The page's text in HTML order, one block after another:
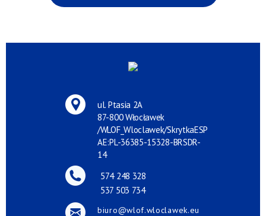
ul. Ptasia 2A
87-800 Włocławek
/WLOF_Wloclawek/SkrytkaESP
AE:PL-36385-15328-BRSDR-
14
574 248 328
537 503 734
biuro@wlof.wloclawek.eu